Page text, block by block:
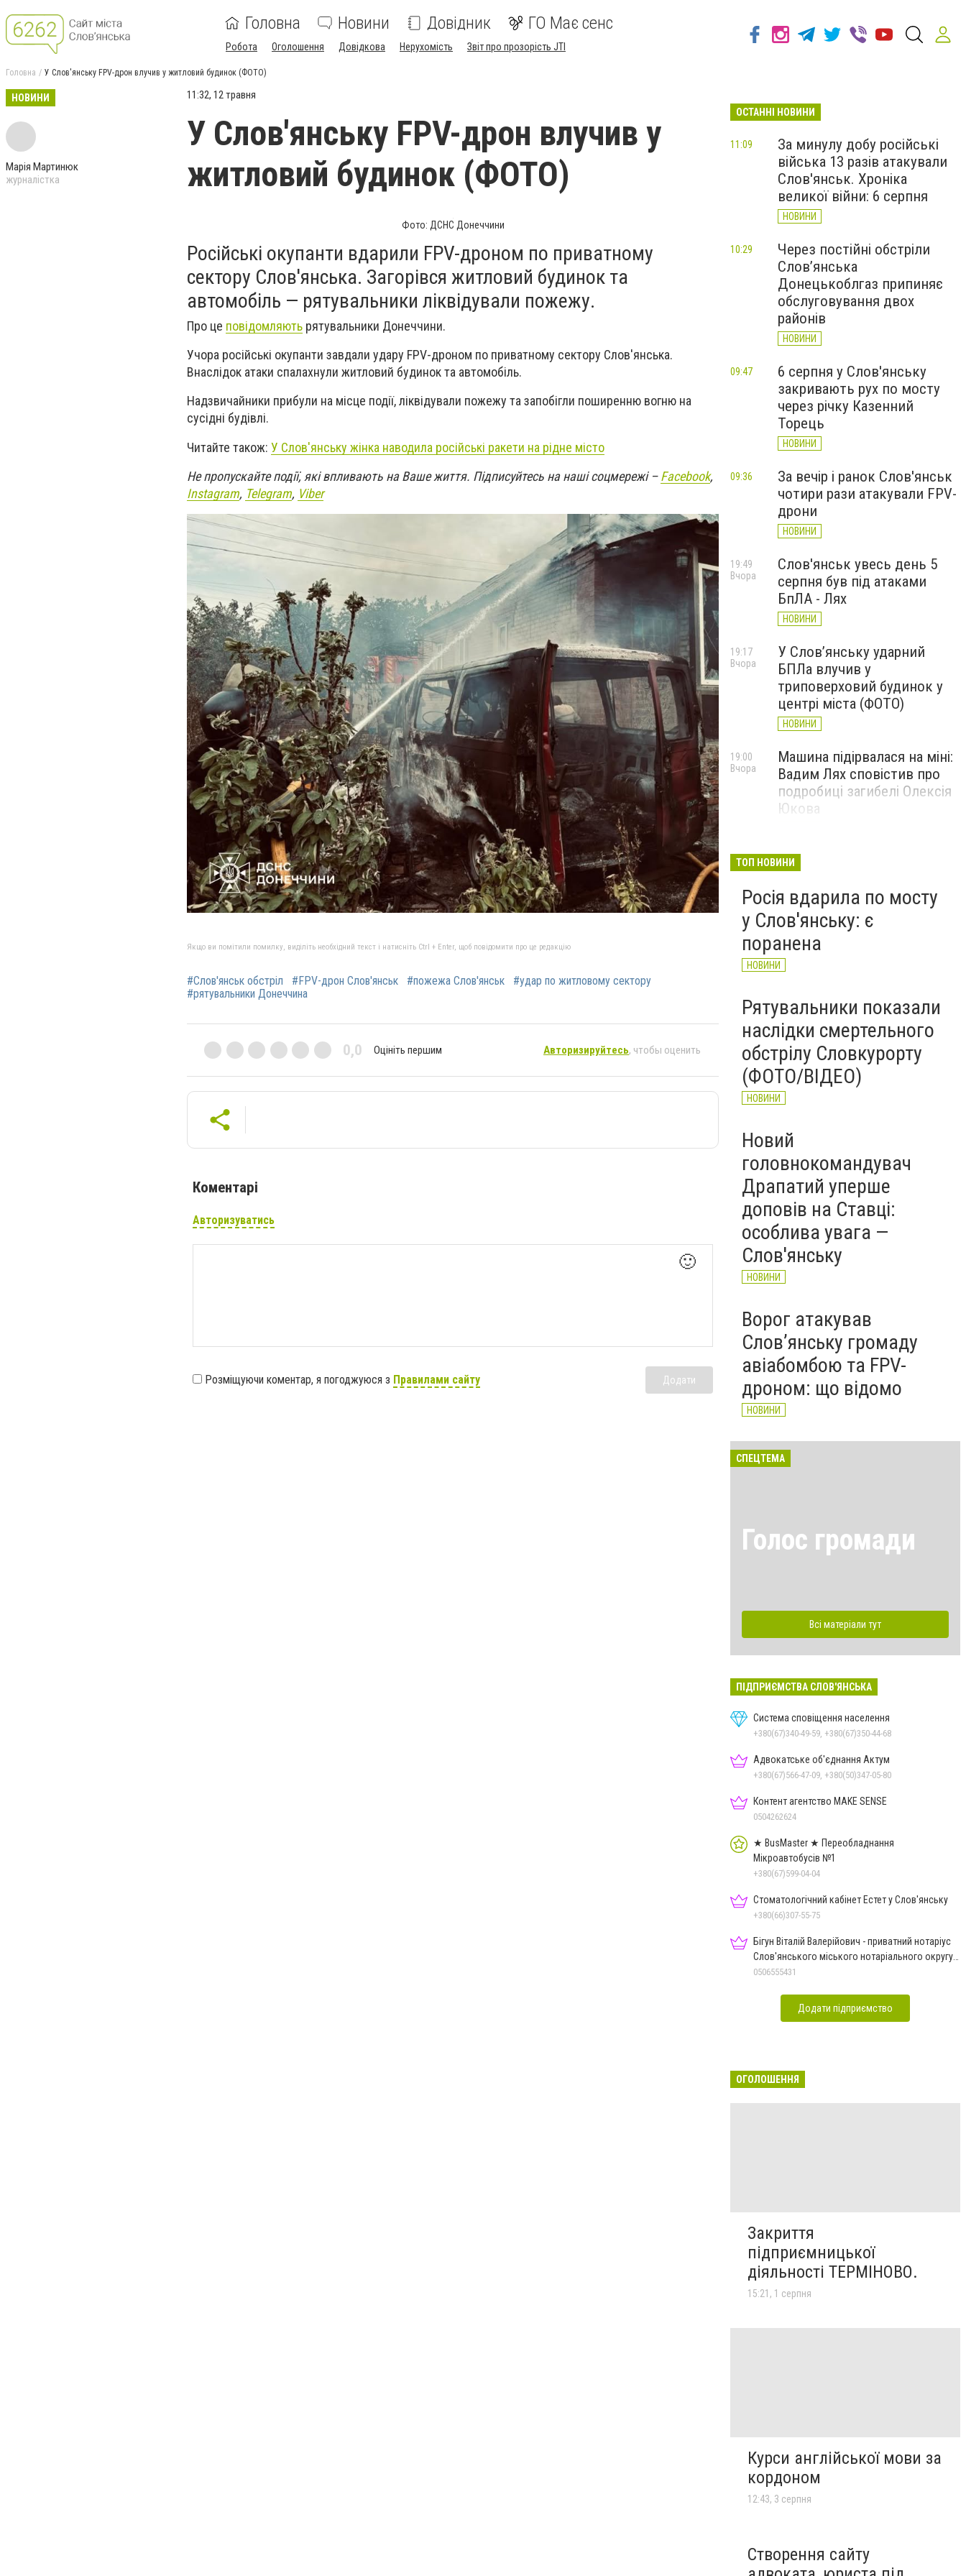
Головна Новини Довідник ГО Має сенс
Робота Оголошення Довідкова Нерухомість Звіт про прозорість JTI
Головна У Слов'янську FPV-дрон влучив у житловий будинок (ФОТО)
НОВИНИ
Марія Мартинюк
журналістка
11:32, 12 травня
У Слов'янську FPV-дрон влучив у
житловий будинок (ФОТО)
Фото: ДСНС Донеччини
Російські окупанти вдарили FPV-дроном по приватному
сектору Слов'янська. Загорівся житловий будинок та
автомобіль — рятувальники ліквідували пожежу.
Про це повідомляють рятувальники Донеччини.
Учора російські окупанти завдали удару FPV-дроном по приватному сектору Слов'янська.
Внаслідок атаки спалахнули житловий будинок та автомобіль.
Надзвичайники прибули на місце події, ліквідували пожежу та запобігли поширенню вогню на
сусідні будівлі.
Читайте також: У Слов'янську жінка наводила російські ракети на рідне місто
Не пропускайте події, які впливають на Ваше життя. Підписуйтесь на наші соцмережі –Facebook,
Instagram, Telegram, Viber
Якщо ви помітили помилку, виділіть необхідний текст і натисніть Ctrl + Enter, щоб повідомити про це редакцію
#Слов'янськ обстріл #FPV-дрон Слов'янськ #пожежа Слов'янськ
#удар по житловому сектору
#рятувальники Донеччина
0,0 Оцініть першим Авторизируйтесь, чтобы оценить
Коментарі
Авторизуватись
🙂
Розміщуючи коментар, я погоджуюся з Правилами сайту Додати
ОСТАННІ НОВИНИ
За минулу добу російські
війська 13 разів атакували
Слов'янськ. Хроніка
великої війни: 6 серпня
НОВИНИ
11:09
Через постійні обстріли
Слов’янська
Донецькоблгаз припиняє
обслуговування двох
районів
НОВИНИ
10:29
6 серпня у Слов'янську
закривають рух по мосту
через річку Казенний
Торець
НОВИНИ
09:47
За вечір і ранок Слов'янськ
чотири рази атакували FPV-
дрони
НОВИНИ
09:36
Слов'янськ увесь день 5
серпня був під атаками
БпЛА - Лях
НОВИНИ
19:49
Вчора
У Слов’янську ударний
БПЛа влучив у
триповерховий будинок у
центрі міста (ФОТО)
НОВИНИ
19:17
Вчора
Машина підірвалася на міні:
Вадим Лях сповістив про
подробиці загибелі Олексія
Юкова
19:00
Вчора
У Слов'янську і
водопостачання: що
сталося
17:40
Вчора
ТОП НОВИНИ
Росія вдарила по мосту
у Слов'янську: є
поранена
НОВИНИ
Рятувальники показали
наслідки смертельного
обстрілу Словкурорту
(ФОТО/ВІДЕО)
НОВИНИ
Новий
головнокомандувач
Драпатий уперше
доповів на Ставці:
особлива увага —
Слов'янську
НОВИНИ
Ворог атакував
Слов’янську громаду
авіабомбою та FPV-
дроном: що відомо
НОВИНИ
СПЕЦТЕМА
Голос громади
Всі матеріали тут
ПІДПРИЄМСТВА СЛОВ'ЯНСЬКА
Система сповіщення населення
+380(67)340-49-59, +380(67)350-44-68
Адвокатське об'єднання Актум
+380(67)566-47-09, +380(50)347-05-80
Контент агентство MAKE SENSE
0504262624
★ BusMaster ★ Переобладнання
Мікроавтобусів №1
+380(67)599-04-04
Стоматологічний кабінет Естет у Слов'янську
+380(66)307-55-75
Бігун Віталій Валерійович - приватний нотаріус
Слов'янського міського нотаріального округу
Дон.обл.
0506555431
Додати підприємство
ОГОЛОШЕННЯ
Закриття
підприємницької
діяльності ТЕРМІНОВО.
15:21, 1 серпня
Курси англійської мови за
кордоном
12:43, 3 серпня
Створення сайту